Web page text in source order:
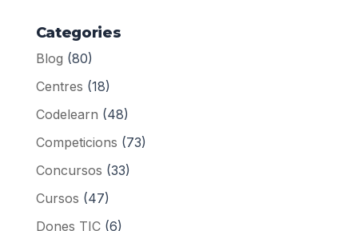
Categories
Blog (80)
Centres (18)
Codelearn (48)
Competicions (73)
Concursos (33)
Cursos (47)
Dones TIC(6)